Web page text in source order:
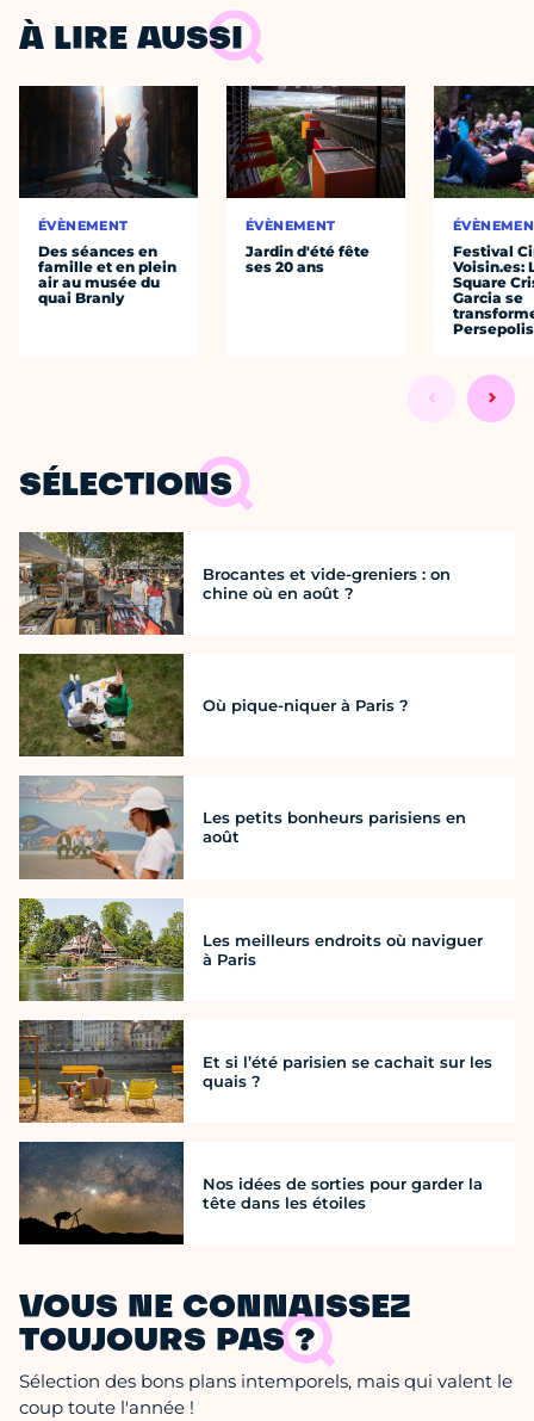
À LIRE AUSSI
ÉVÈNEMENT
Des séances en
famille et en plein
air au musée du
quai Branly
ÉVÈNEMENT
Jardin d'été fête
ses 20 ans
Festival
Voisin.es:
Square
Garcia se
SÉLECTIONS
Brocantes et vide-greniers : on
chine où en août ?
Où pique-niquer à Paris ?
Les petits bonheurs parisiens en
août
Les meilleurs endroits où naviguer
à Paris
Et si l’été parisien se cachait sur les
quais ?
Nos idées de sorties pour garder la
tête dans les étoiles
VOUS NE CONNAISSEZ
TOUJOURS PAS ?
Sélection des bons plans intemporels, mais qui valent le
coup toute l'année !